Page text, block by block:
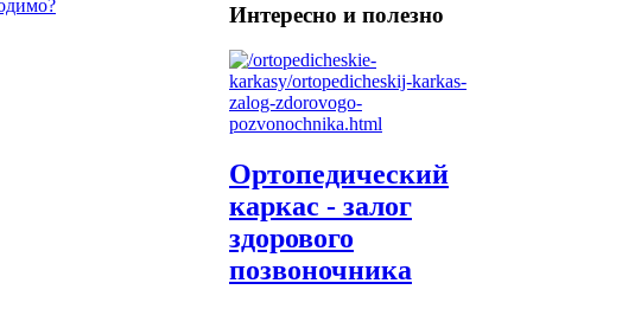
Интересно и полезно
Ортопедический
каркас - залог
здорового
позвоночника